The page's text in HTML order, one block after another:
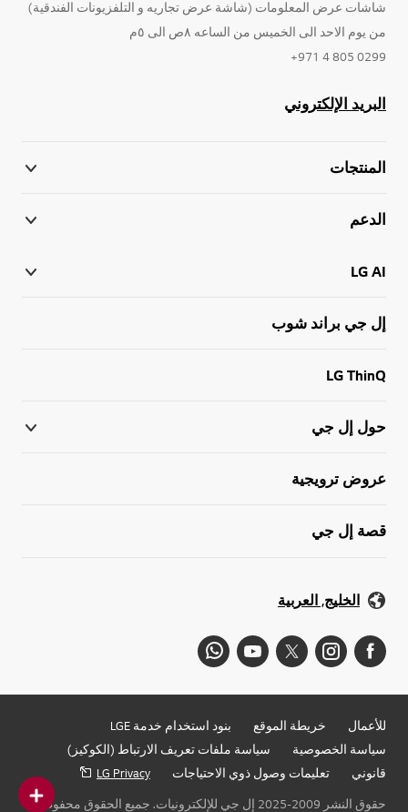
شاشات عرض المعلومات (شاشة عرض تجاريه و التلفزيونات الفندقية)
من يوم الاحد الى الخميس من الساعه ٨ص الى ٥م
0299 805 4 971+
البريد الإلكتروني
المنتجات
الدعم
LG AI
إل جي براند شوب
LG ThinQ
حول إل جي
عروض ترويجية
قصة إل جي
الخليج, العربية
للأعمال خريطة الموقع
بنود استخدام خدمة LGE
سياسة الخصوصية
سياسة ملفات تعريف الارتباط (الكوكيز)
قانوني
تعليمات وصول ذوي الاحتياجات
LG Privacy
حقوق النشر 2009-2025 إل جي للإلكترونيات. جميع الحقوق محفوظة